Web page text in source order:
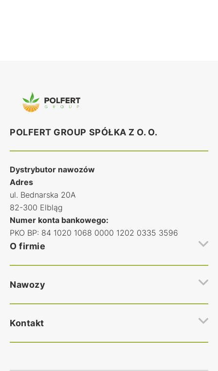
POLFERT GROUP SPÓŁKA Z O. O.
Dystrybutor nawozów
Adres
ul. Bednarska 20A
82-300 Elbląg
Numer konta bankowego:
PKO BP: 84 1020 1068 0000 1202 0335 3596
O firmie
Hurtownia nawozów rolniczych Polfert
Polityka prywatności
Najczęstsze pytania
Nawozy
Nawozy Azotowe
Nawozy Fosforan amonu
Wszystkie nawozy
Kontakt